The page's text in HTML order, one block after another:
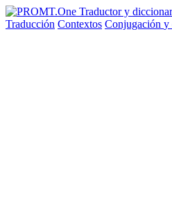
Traducción Contextos Conjugación y